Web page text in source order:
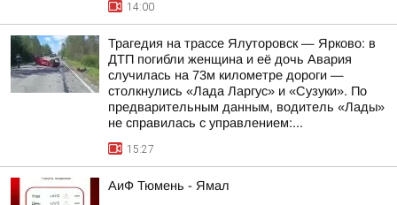
14:00
Трагедия на трассе Ялуторовск — Ярково: в
ДТП погибли женщина и её дочь Авария
случилась на 73м километре дороги —
столкнулись «Лада Ларгус» и «Сузуки». По
предварительным данным, водитель «Лады»
не справилась с управлением:...
15:27
АиФ Тюмень - Ямал